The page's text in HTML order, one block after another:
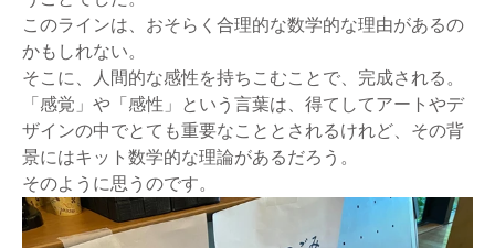
このラインは、おそらく合理的な数学的な理由があるの
かもしれない。
そこに、人間的な感性を持ちこむことで、完成される。
「感覚」や「感性」という言葉は、得てしてアートやデ
ザインの中でとても重要なこととされるけれど、その背
景にはキット数学的な理論があるだろう。
そのように思うのです。